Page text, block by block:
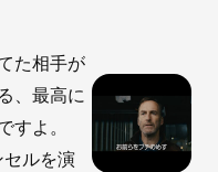
た相手が
、最高に
すよ。
ルを演